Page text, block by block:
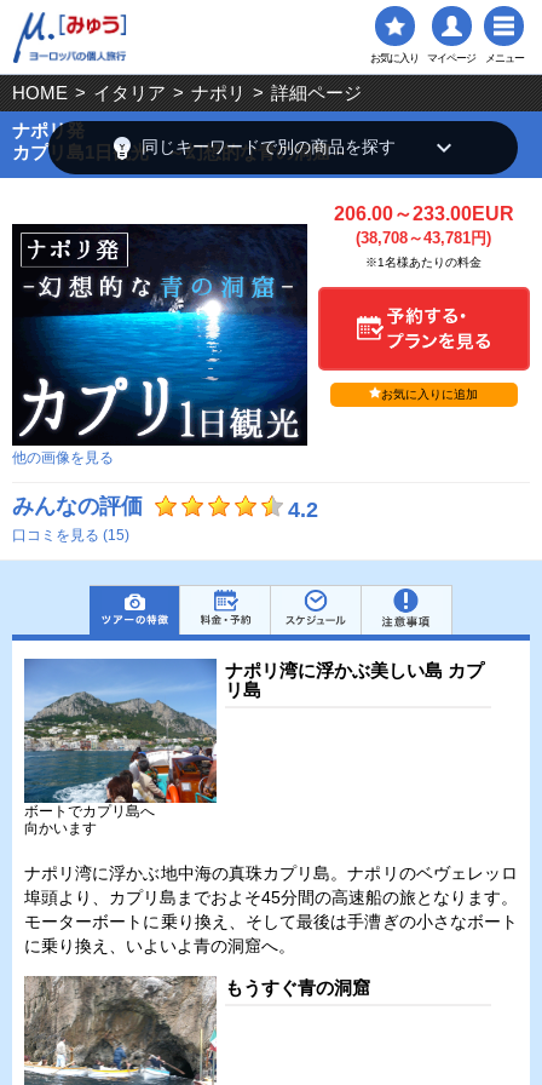
お気に入り マイページ メニュー
HOME > イタリア > ナポリ > 詳細ページ
ナポリ発
カプリ島1日観光 ～幻想的な青の洞窟～
他の画像を見る
206.00～233.00EUR
(38,708～43,781円)
※1名様あたりの料金
お気に入りに追加
みんなの評価 4.2
口コミを見る (15)
ナポリ湾に浮かぶ美しい島 カプ
リ島
ボートでカプリ島へ
向かいます
ナポリ湾に浮かぶ地中海の真珠カプリ島。ナポリのベヴェレッロ
埠頭より、カプリ島までおよそ45分間の高速船の旅となります。
モーターボートに乗り換え、そして最後は手漕ぎの小さなボート
に乗り換え、いよいよ青の洞窟へ。
もうすぐ青の洞窟
emoji_objects同じキーワードで別の商品を探す keyboard_arrow_down